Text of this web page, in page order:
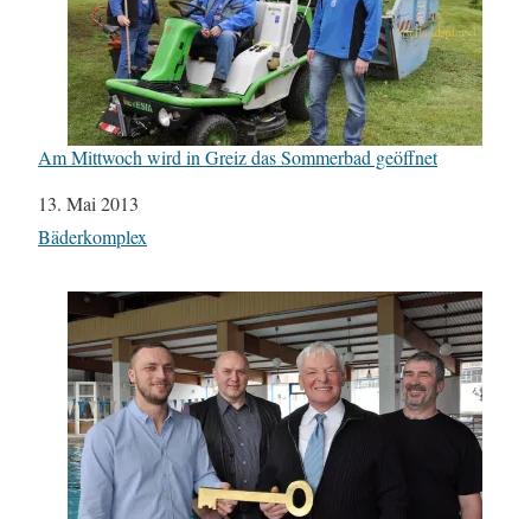
Am Mittwoch wird in Greiz das Sommerbad geöffnet
Datum
13. Mai 2013
In Bezug auf
Bäderkomplex